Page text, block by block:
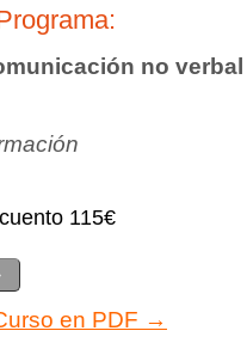
no
115€
en PDF →